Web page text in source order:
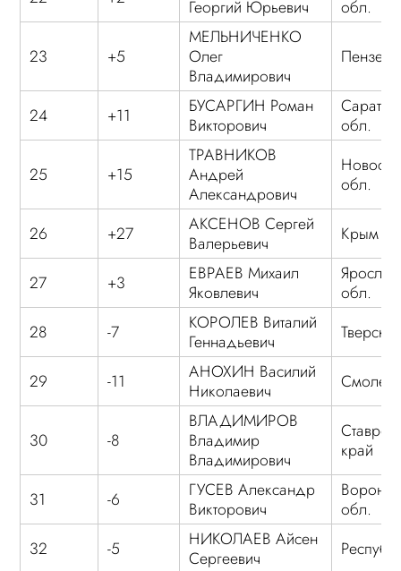
Георгий Юрьевич обл.
23 +5
МЕЛЬНИЧЕНКО
Олег
Владимирович
24 +11
БУСАРГИН Роман
Викторович
обл.
25 +15
ТРАВНИКОВ
Андрей
Александрович
обл.
26 +27
АКСЕНОВ Сергей
Валерьевич
Крым
27 +3
ЕВРАЕВ Михаил
Яковлевич
обл.
28
-7
КОРОЛЕВ Виталий
Геннадьевич
29 -11
АНОХИН Василий
Николаевич
30 -8
ВЛАДИМИРОВ
Владимир
Владимирович
край
31 -6
ГУСЕВ Александр
Викторович
обл.
32
-5
НИКОЛАЕВ Айсен
Сергеевич